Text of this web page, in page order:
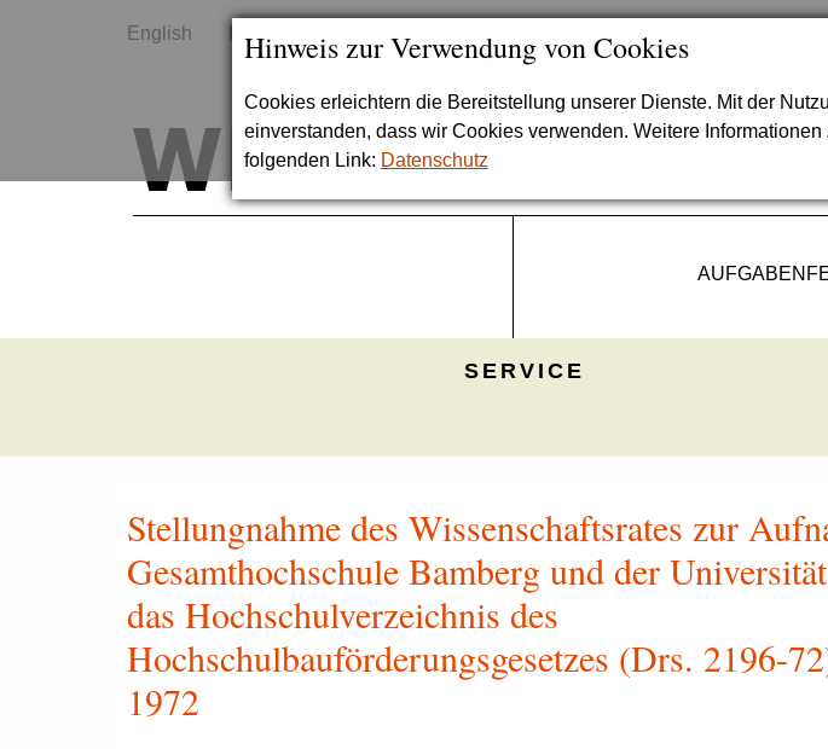
Hinweis zur Verwendung von Cookies
Cookies erleichtern die Bereitstellung unserer Dienste. Mit der
einverstanden, dass wir Cookies verwenden. Weitere
folgenden Link: Datenschutz
English
SERVICE
Stellungnahme des Wissenschaftsrates zur
Gesamthochschule Bamberg und der
das Hochschulverzeichnis des
Hochschulbauförderungsgesetzes (Drs. 2196-
1972